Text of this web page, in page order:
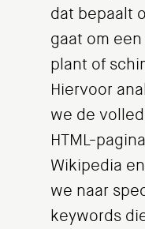
dat bepaalt
gaat om een
plant of
Hiervoor
we de
HTML-
Wikipedia
we naar
keywords